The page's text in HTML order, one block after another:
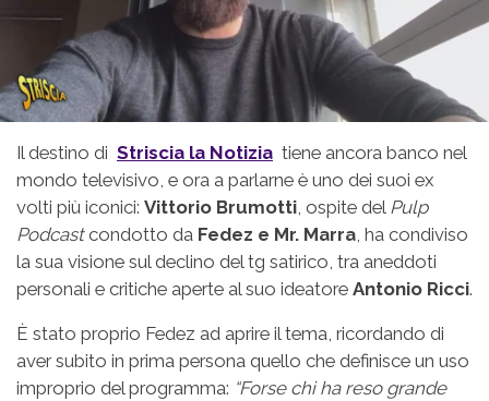
Il destino di Striscia la Notizia tiene ancora banco nel
mondo televisivo, e ora a parlarne è uno dei suoi ex
volti più iconici: Vittorio Brumotti, ospite del Pulp
Podcastcondotto da Fedez e Mr. Marra, ha condiviso
la sua visione sul declino del tg satirico, tra aneddoti
personali e critiche aperte al suo ideatore Antonio Ricci.
È stato proprio Fedez ad aprire il tema, ricordando di
aver subito in prima persona quello che definisce un uso
improprio del programma: “Forse chi ha reso grande